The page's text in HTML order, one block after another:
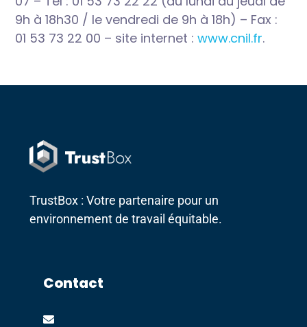
9h à 18h30 / le vendredi de 9h à 18h) – Fax :
01 53 73 22 00 – site internet :www.cnil.fr.
TrustBox : Votre partenaire pour un
environnement de travail équitable.
Contact